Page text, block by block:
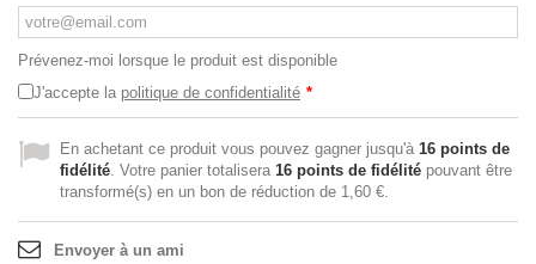
Prévenez-moi lorsque le produit est disponible
J'accepte la politique de confidentialité *
En achetant ce produit vous pouvez gagner jusqu'à 16 points de
fidélité. Votre panier totalisera 16 points de fidélité pouvant être
transformé(s) en un bon de réduction de 1,60 €.
Envoyer à un ami